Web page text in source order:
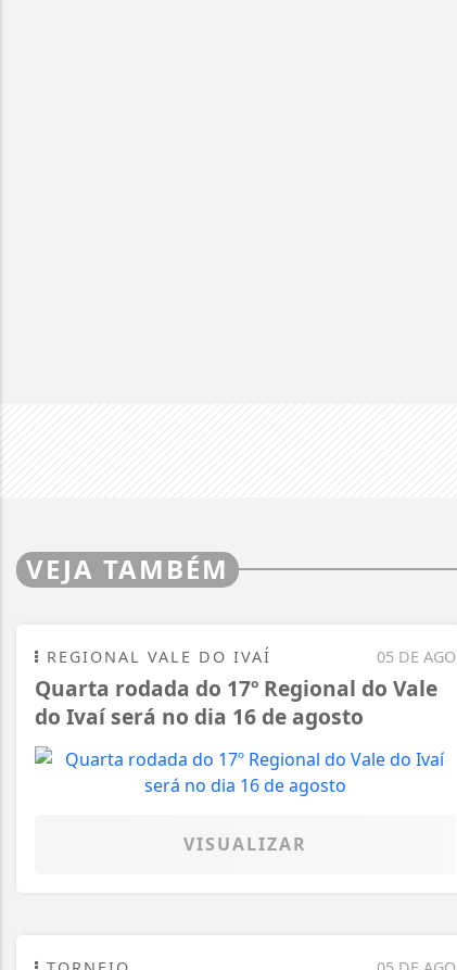
VEJA TAMBÉM
05 DE AGO
REGIONAL VALE DO IVAÍ
Quarta rodada do 17º Regional do Vale
do Ivaí será no dia 16 de agosto
VISUALIZAR